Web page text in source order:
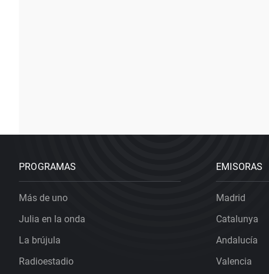
PROGRAMAS
Más de uno
Julia en la onda
La brújula
Radioestadio
EMISORAS
Madrid
Catalunya
Andalucía
Valencia